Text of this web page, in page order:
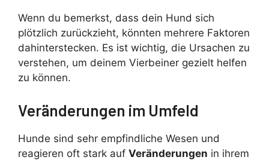
Wenn du bemerkst, dass dein Hund sich
plötzlich zurückzieht, könnten mehrere Faktoren
dahinterstecken. Es ist wichtig, die Ursachen zu
verstehen, um deinem Vierbeiner gezielt helfen
zu können.
Veränderungen im Umfeld
Hunde sind sehr empfindliche Wesen und
reagieren oft stark auf Veränderungen in ihrem